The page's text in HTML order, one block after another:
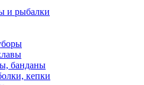
и рыбалки
банданы
кепки